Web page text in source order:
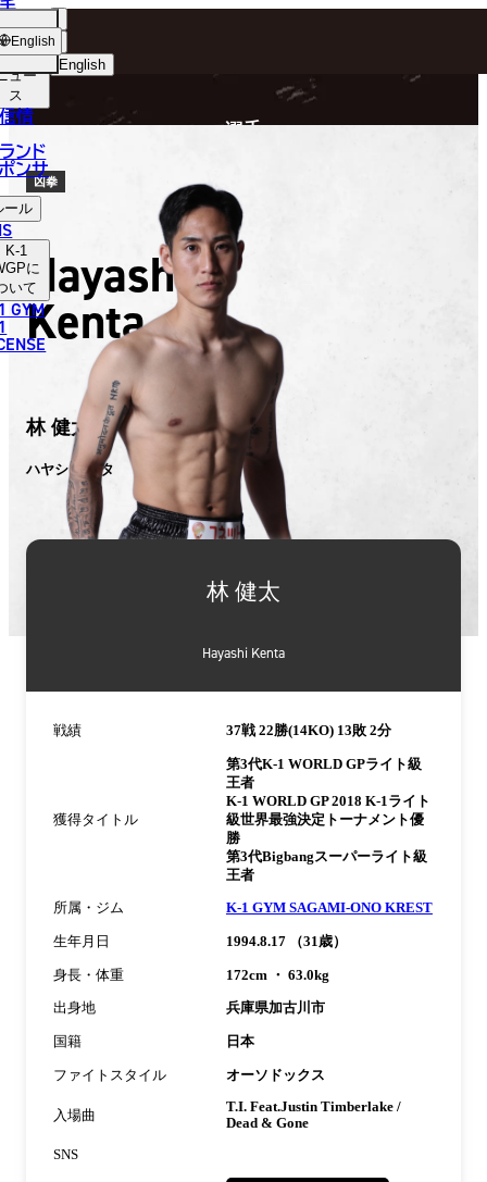
English
中文（简体）
中文（繁體）
ไทย
العربية
ョッ
プ
ュー
ス
情
ンド
ンサ
ール
K-1
に
いて
GYM
English
選手
凶拳
Hayashi
Kenta
林 健太
ハヤシ ケンタ
林 健太
Hayashi Kenta
戦績 37戦 22勝(14KO) 13敗 2分
獲得タイトル
第3代K-1 WORLD GPライト級
王者
K-1 WORLD GP 2018 K-1ライト
級世界最強決定トーナメント優
勝
第3代Bigbangスーパーライト級
王者
所属・ジム K-1 GYM SAGAMI-ONO KREST
生年月日 1994.8.17 （31歳）
身長・体重 172cm ・ 63.0kg
出身地 兵庫県加古川市
国籍 日本
ファイトスタイル オーソドックス
入場曲
T.I. Feat.Justin Timberlake /
Dead & Gone
SNS